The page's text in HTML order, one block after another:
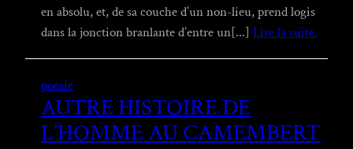
en absolu, et, de sa couche d’un non-lieu, prend logis
dans la jonction branlante d’entre un[...] Lire la suite.
poésie
AUTRE HISTOIRE DE
L’HOMME AU CAMEMBERT